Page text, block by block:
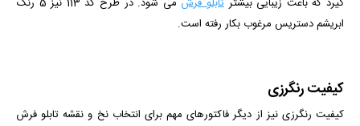
ابریشم دستریس مرغوب بکار رفته است.
کیفیت رنگرزی
کیفیت رنگرزی نیز از دیگر فاکتورهای مهم برای انتخاب نخ و نقشه تابلو فرش